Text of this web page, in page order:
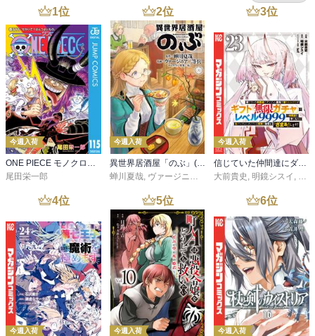
1位
今週入荷
ONE PIECE モノクロ版 115
尾田栄一郎
2位
今週入荷
異世界居酒屋「のぶ」(22)
蝉川夏哉, ヴァージニア二等兵 ,転
3位
今週入荷
信じていた仲間達にダンジョン奥地で殺されかけたがギフト『無限ガチャ』でレベル９９９９の仲間達を手に入れて元パーティーメンバーと世界に復讐＆『ざまぁ！』します！（２３）
大前貴史 , 明鏡シスイ , ｔ
4位
今週入荷
5位
今週入荷
6位
今週入荷